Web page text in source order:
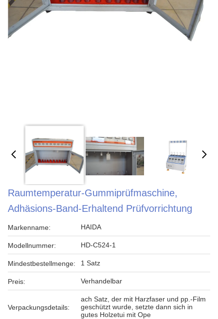
Raumtemperatur-Gummiprüfmaschine,
Adhäsions-Band-Erhaltend Prüfvorrichtung
Markenname: HAIDA
Modellnummer: HD-C524-1
Mindestbestellmenge: 1 Satz
Preis: Verhandelbar
Verpackungsdetails:
ach Satz, der mit Harzfaser und pp.-Film
geschützt wurde, setzte dann sich in
gutes Holzetui mit Ope